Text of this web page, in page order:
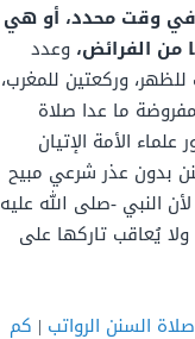
في وقت محدد، أو هي
من الفرائض، وعدد
عشرة ركعة، ركعتان للفجر، و6 ركعات للظهر، وركعتين للمغرب،
ما عدا صلاة
الأمة الإتيان
بدون عذر شرعي مبيح
النبي -صلى الله عليه
يُعاقب تاركها على
السنن الرواتب | كم